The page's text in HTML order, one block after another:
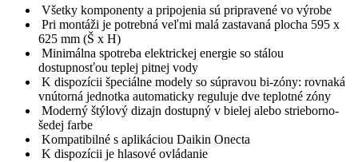
Všetky komponenty a pripojenia sú pripravené vo výrobe
Pri montáži je potrebná veľmi malá zastavaná plocha 595 x
625 mm (Š x H)
Minimálna spotreba elektrickej energie so stálou
dostupnosťou teplej pitnej vody
K dispozícii špeciálne modely so súpravou bi-zóny: rovnaká
vnútorná jednotka automaticky reguluje dve teplotné zóny
Moderný štýlový dizajn dostupný v bielej alebo strieborno-
šedej farbe
Kompatibilné s aplikáciou Daikin Onecta
K dispozícii je hlasové ovládanie